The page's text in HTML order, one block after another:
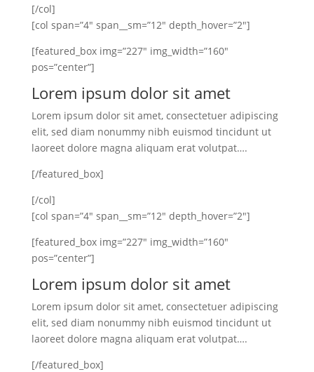
[/col]
[col span=”4″ span__sm=”12″ depth_hover=”2″]
[featured_box img=”227″ img_width=”160″
pos=”center”]
Lorem ipsum dolor sit amet
Lorem ipsum dolor sit amet, consectetuer adipiscing
elit, sed diam nonummy nibh euismod tincidunt ut
laoreet dolore magna aliquam erat volutpat….
[/featured_box]
[/col]
[col span=”4″ span__sm=”12″ depth_hover=”2″]
[featured_box img=”227″ img_width=”160″
pos=”center”]
Lorem ipsum dolor sit amet
Lorem ipsum dolor sit amet, consectetuer adipiscing
elit, sed diam nonummy nibh euismod tincidunt ut
laoreet dolore magna aliquam erat volutpat….
[/featured_box]